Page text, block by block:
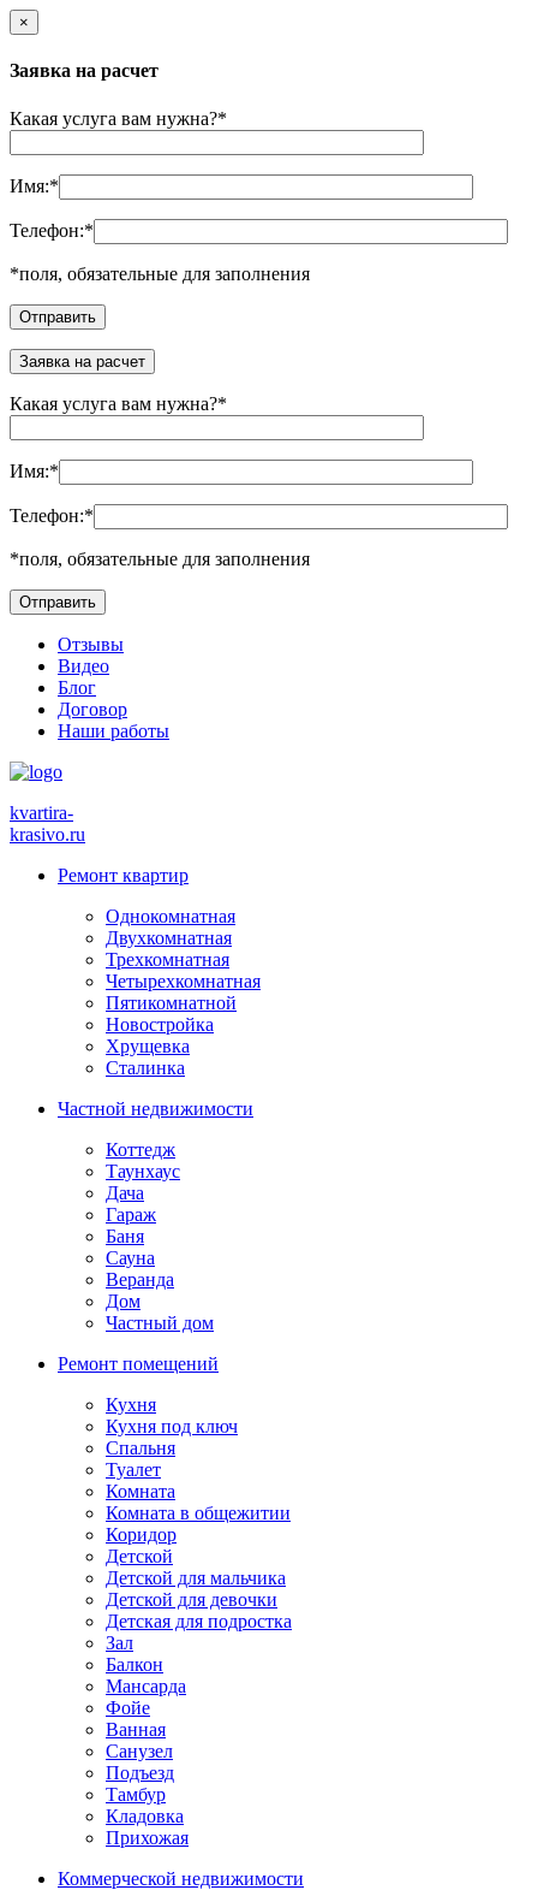
×
Заявка на расчет
Какая услуга вам нужна?*
Имя:*
Телефон:*
*поля, обязательные для заполнения
Заявка на расчет
Какая услуга вам нужна?*
Имя:*
Телефон:*
*поля, обязательные для заполнения
Отзывы
Видео
Блог
Договор
Наши работы
kvartira-
krasivo.ru
Ремонт квартир
Однокомнатная
Двухкомнатная
Трехкомнатная
Четырехкомнатная
Пятикомнатной
Новостройка
Хрущевка
Сталинка
Частной недвижимости
Коттедж
Таунхаус
Дача
Гараж
Баня
Сауна
Веранда
Дом
Частный дом
Ремонт помещений
Кухня
Кухня под ключ
Спальня
Туалет
Комната
Комната в общежитии
Коридор
Детской
Детской для мальчика
Детской для девочки
Детская для подростка
Зал
Балкон
Мансарда
Фойе
Ванная
Санузел
Подъезд
Тамбур
Кладовка
Прихожая
Коммерческой недвижимости